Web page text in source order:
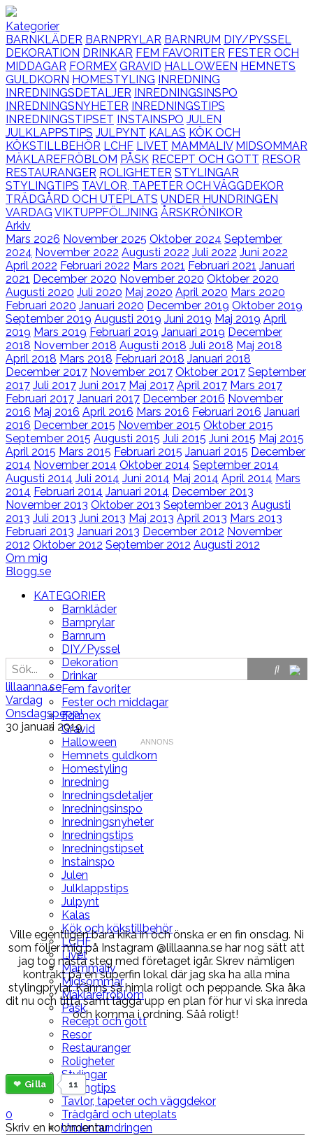
Kategorier
BARNKLÄDER BARNPRYLAR BARNRUM DIY/PYSSEL
DEKORATION DRINKAR FEM FAVORITER FESTER OCH
MIDDAGAR FORMEX GRAVID HALLOWEEN HEMNETS
GULDKORN HOMESTYLING INREDNING
INREDNINGSDETALJER INREDNINGSINSPO
INREDNINGSNYHETER INREDNINGSTIPS
INREDNINGSTIPSET INSTAINSPO JULEN
JULKLAPPSTIPS JULPYNT KALAS KÖK OCH
KÖKSTILLBEHÖR LCHF LIVET MAMMALIV MIDSOMMAR
MÄKLAREFRÖBLOM PÅSK RECEPT OCH GOTT RESOR
RESTAURANGER ROLIGHETER STYLINGAR
STYLINGTIPS TAVLOR, TAPETER OCH VÄGGDEKOR
TRÄDGÅRD OCH UTEPLATS UNDER HUNDRINGEN
VARDAG VIKTUPPFÖLJNING ÅRSKRÖNIKOR
Arkiv
Mars 2026 November 2025 Oktober 2024 September
2024 November 2022 Augusti 2022 Juli 2022 Juni 2022
April 2022 Februari 2022 Mars 2021 Februari 2021 Januari
2021 December 2020 November 2020 Oktober 2020
Augusti 2020 Juli 2020 Maj 2020 April 2020 Mars 2020
Februari 2020 Januari 2020 December 2019 Oktober 2019
September 2019 Augusti 2019 Juni 2019 Maj 2019 April
2019 Mars 2019 Februari 2019 Januari 2019 December
2018 November 2018 Augusti 2018 Juli 2018 Maj 2018
April 2018 Mars 2018 Februari 2018 Januari 2018
December 2017 November 2017 Oktober 2017 September
2017 Juli 2017 Juni 2017 Maj 2017 April 2017 Mars 2017
Februari 2017 Januari 2017 December 2016 November
2016 Maj 2016 April 2016 Mars 2016 Februari 2016 Januari
2016 December 2015 November 2015 Oktober 2015
September 2015 Augusti 2015 Juli 2015 Juni 2015 Maj 2015
April 2015 Mars 2015 Februari 2015 Januari 2015 December
2014 November 2014 Oktober 2014 September 2014
Augusti 2014 Juli 2014 Juni 2014 Maj 2014 April 2014 Mars
2014 Februari 2014 Januari 2014 December 2013
November 2013 Oktober 2013 September 2013 Augusti
2013 Juli 2013 Juni 2013 Maj 2013 April 2013 Mars 2013
Februari 2013 Januari 2013 December 2012 November
2012 Oktober 2012 September 2012 Augusti 2012
Om mig
Blogg.se
KATEGORIER
Barnkläder
Barnprylar
Barnrum
DIY/Pyssel
Dekoration
Drinkar
Fem favoriter
Fester och middagar
Formex
Gravid
Halloween
Hemnets guldkorn
Homestyling
Inredning
Inredningsdetaljer
Inredningsinspo
Inredningsnyheter
Inredningstips
Inredningstipset
Instainspo
Julen
Julklappstips
Julpynt
Kalas
Kök och kökstillbehör
LCHF
Livet
Mammaliv
Midsommar
Mäklarefröblom
Påsk
Recept och gott
Resor
Restauranger
Roligheter
Stylingar
Stylingtips
Tavlor, tapeter och väggdekor
Trädgård och uteplats
Under hundringen
lillaanna.se
Vardag
Onsdagspepp!
30 januari 2019
Ville egentligen bara kika in och önska er en fin onsdag. Ni
som följer mig på Instagram @lillaanna.se har nog sätt att
jag tog nästa steg med företaget igår. Skrev nämligen
kontrakt på en superfin lokal där jag ska ha alla mina
stylingprylar. Känns så himla roligt och peppande. Ska åka
dit nu och titta samt lägga upp en plan för hur vi ska inreda
och komma i ordning. Såå roligt!
11
Gilla
0
Skriv en kommentar